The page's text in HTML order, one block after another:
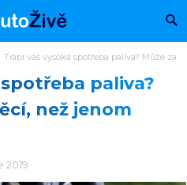
Trápí vás vysoká spotřeba paliva? Může za
paliva?
než jenom
2019